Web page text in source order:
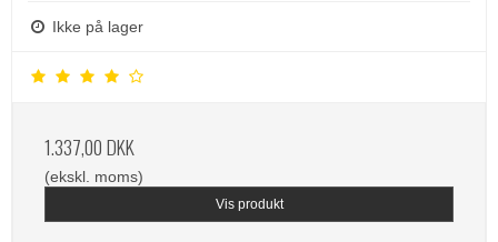
Ikke på lager
1.337,00 DKK
(ekskl. moms)
Vis produkt